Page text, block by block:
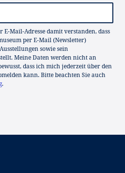
Mail-Adresse damit verstanden, dass
per E-Mail (Newsletter)
sowie sein
Meine Daten werden nicht an
dass ich mich jederzeit über den
kann. Bitte beachten Sie auch
.